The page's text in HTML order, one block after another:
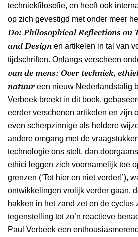
techniekfilosofie, en heeft ook
op zich gevestigd met onder meer
Do: Philosophical Reflections on
and Design en artikelen in tal van
tijdschriften. Onlangs verscheen
van de mens: Over techniek,
natuur een nieuw Nederlandstalig
Verbeek breekt in dit boek,
eerder verschenen artikelen en zijn
even scherpzinnige als heldere
andere omgang met de
technologie ons stelt, dan
ethici leggen zich voornamelijk toe
grenzen (‘Tot hier en niet verder!’),
ontwikkelingen vrolijk verder gaan,
hakken in het zand zet en de cyclus
tegenstelling tot zo’n reactieve
Paul Verbeek een